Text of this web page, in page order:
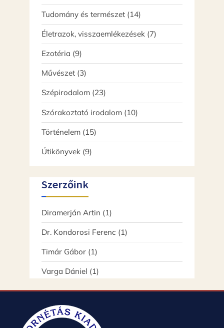
termék
Tudomány és természet 1414
termék
Életrazok, visszaemlékezések 77
termék
Ezotéria 99
termék
Művészet 33
termék
Szépirodalom 2323
termék
Szórakoztató irodalom 1010
termék
Történelem 1515
termék
Útikönyvek 99
termék
Szerzőink
Diramerján Artin (1)
Dr. Kondorosi Ferenc (1)
Timár Gábor (1)
Varga Dániel (1)